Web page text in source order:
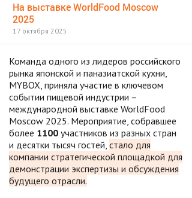
На выставке WorldFood Moscow
2025
17 октября 2025
Команда одного из лидеров российского
рынка японской и паназиатской кухни,
MYBOX, приняла участие в ключевом
событии пищевой индустрии –
международной выставке WorldFood
Moscow 2025. Мероприятие, собравшее
более 1100 участников из разных стран
и десятки тысяч гостей, стало для
компании стратегической площадкой для
демонстрации экспертизы и обсуждения
будущего отрасли.